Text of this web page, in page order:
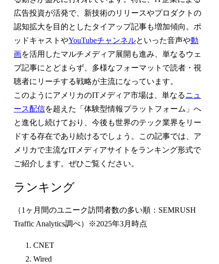
広告投資が活発で、新技術のリリースやプロダクトの
認知拡大を目的としたタイアップ記事も増加傾向。ポ
ッドキャストやYouTubeチャンネルといった音声や動
画を活用したマルチメディア展開も進み、単なるウェ
ブ記事にとどまらず、多様なフォーマットで読者・視
聴者にリーチする戦略が主流になっています。
このようにアメリカのITメディア市場は、単なるニュ
ース配信を超えた「体験型情報プラットフォーム」へ
と進化し続けており、今後も世界のテック業界をリー
ドする存在であり続けるでしょう。この記事では、ア
メリカで主流なITメディアサイトをランキング形式で
ご紹介します。ぜひご覧ください。
ランキング
（1ヶ月間のユニーク訪問者数の多い順：SEMRUSH
Traffic Analytics調べ）※2025年3月時点
CNET
Wired